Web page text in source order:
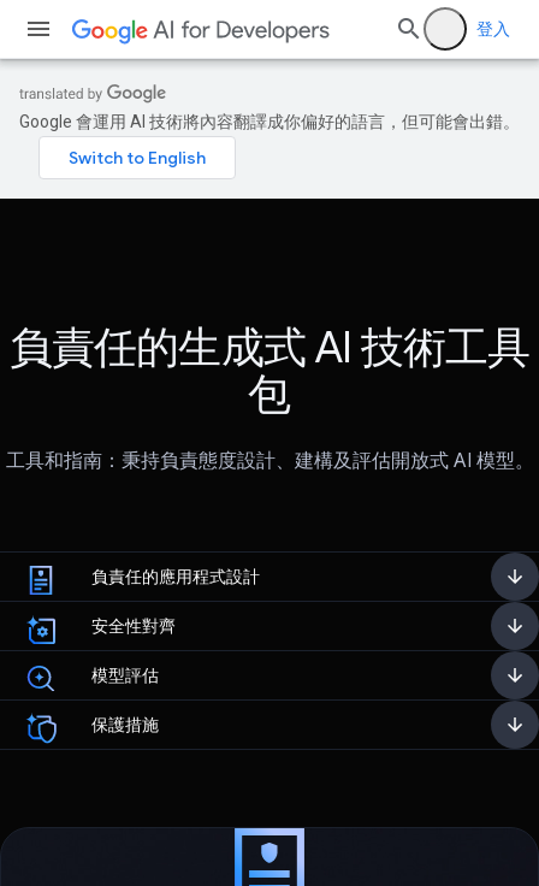
登入
Google 會運用 AI 技術將內容翻譯成你偏好的語言，但可能會出錯。
負責任的生成式 AI 技術工具
包
工具和指南：秉持負責態度設計、建構及評估開放式 AI 模型。
負責任的應用程式設計
安全性對齊
模型評估
保護措施